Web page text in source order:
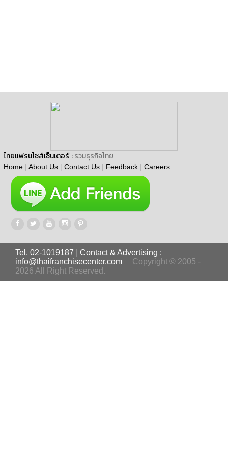
ไทยแฟรนไชส์เซ็นเตอร์ : รวมธุรกิจไทย
Home | About Us | Contact Us | Feedback | Careers
Tel. 02-1019187
Contact & Advertising :
info@thaifranchisecenter.com
Copyright © 2005 -
2026 All Right Reserved.